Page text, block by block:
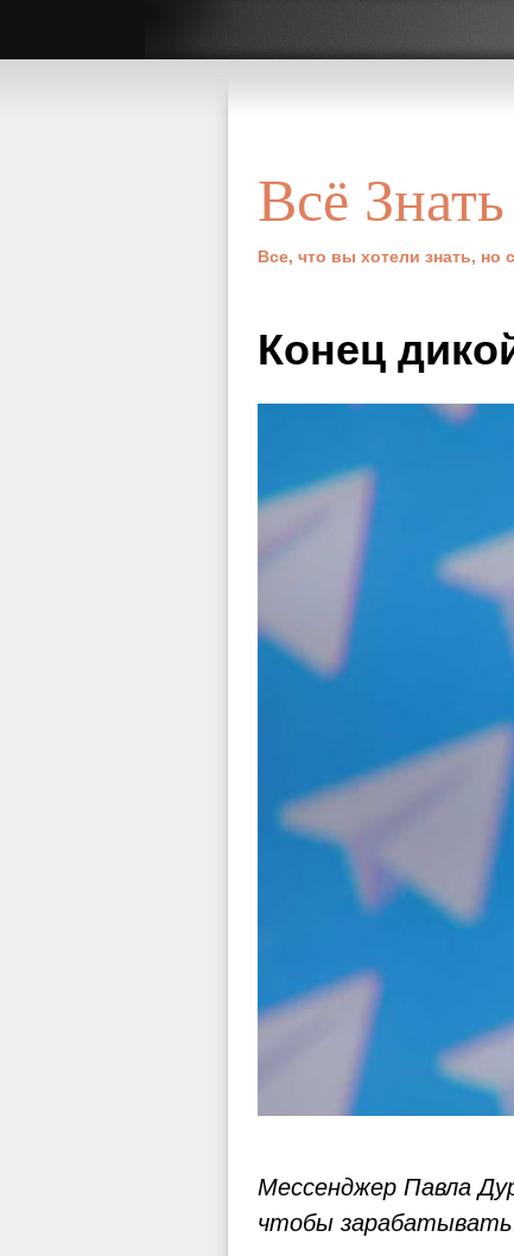
Всё Знать
Все, что вы хотели знать, но
Конец
Мессенджер Павла
чтобы